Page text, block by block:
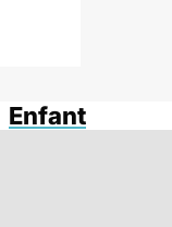
Enfant